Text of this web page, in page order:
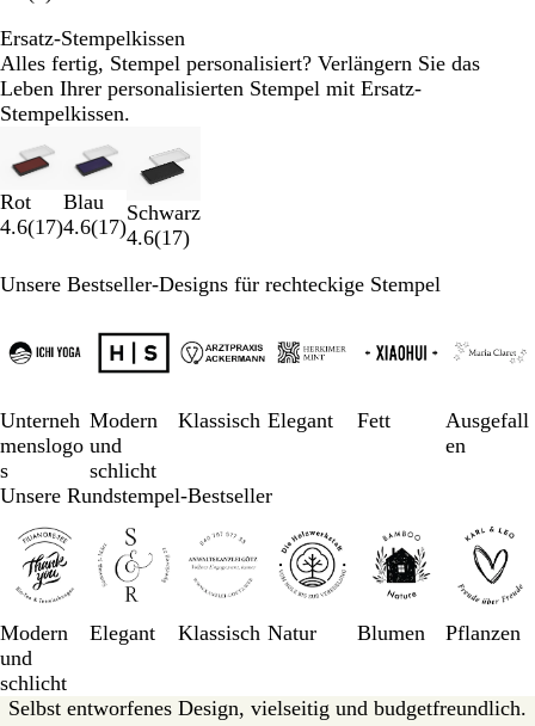
Ersatz-Stempelkissen
Alles fertig, Stempel personalisiert? Verlängern Sie das
Leben Ihrer personalisierten Stempel mit Ersatz-
Stempelkissen.
Rot
4.6(17)
Blau
4.6(17)
Schwarz
4.6(17)
2
von
Unsere Bestseller-Designs für rechteckige Stempel
Unterneh
menslogo
s
Modern
und
schlicht
Klassisch Elegant Fett
Ausgefall
en
bis
von
6
Unsere Rundstempel-Bestseller
Modern
und
schlicht
Elegant Klassisch Natur Blumen Pflanzen
bis
von
6
Selbst entworfenes Design, vielseitig und budgetfreundlich.